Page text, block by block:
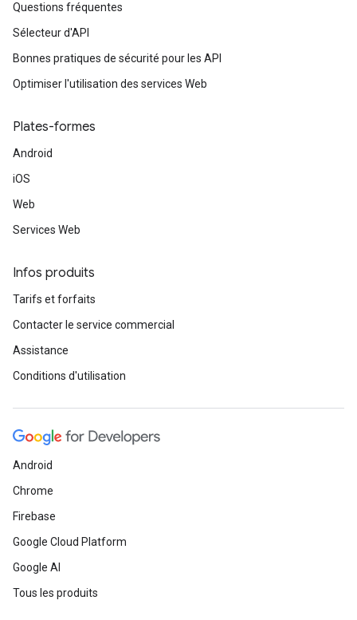
Questions fréquentes
Sélecteur d'API
Bonnes pratiques de sécurité pour les API
Optimiser l'utilisation des services Web
Plates-formes
Android
iOS
Web
Services Web
Infos produits
Tarifs et forfaits
Contacter le service commercial
Assistance
Conditions d'utilisation
Android
Chrome
Firebase
Google Cloud Platform
Google AI
Tous les produits